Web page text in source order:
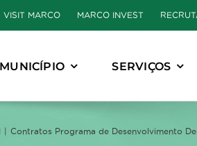
VISIT MARCO MARCO INVEST
MUNICÍPIO SERVIÇOS
Contratos Programa de Desenvolvimento